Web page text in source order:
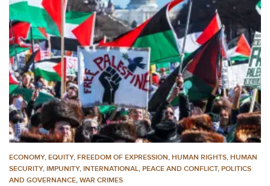
ECONOMY, EQUITY, FREEDOM OF EXPRESSION, HUMAN RIGHTS, HUMAN
SECURITY, IMPUNITY, INTERNATIONAL, PEACE AND CONFLICT, POLITICS
AND GOVERNANCE, WAR CRIMES